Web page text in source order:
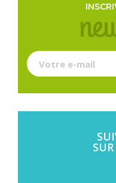
Votre e-mail